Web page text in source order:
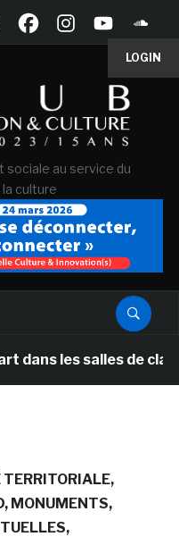
LOGIN
sociale au service du
culture
les salles de classe
MONUMENTS